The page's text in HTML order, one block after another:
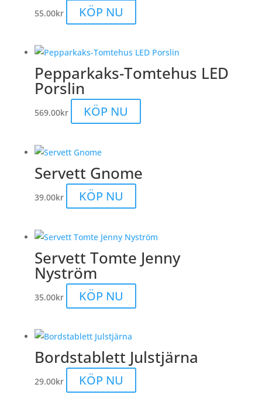
55.00kr KÖP NU
Pepparkaks-Tomtehus LED
Porslin
569.00kr KÖP NU
Servett Gnome
39.00kr KÖP NU
Servett Tomte Jenny
Nyström
35.00kr KÖP NU
Bordstablett Julstjärna
29.00kr KÖP NU